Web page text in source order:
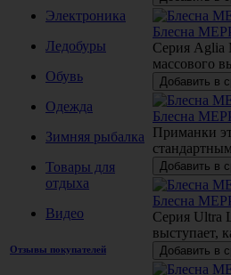
Электроника
Ледобуры
Обувь
Одежда
Зимняя рыбалка
Товары для
отдыха
Видео
Отзывы покупателей
Блесна
Серия Aglia
массового
Блесна
Приманки
Блесна
Серия Ultra
выступает,